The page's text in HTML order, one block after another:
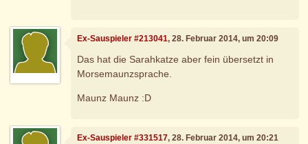
Ex-Sauspieler #213041, 28. Februar 2014, um 20:09
Das hat die Sarahkatze aber fein übersetzt in
Morsemaunzsprache.
Maunz Maunz :D
Ex-Sauspieler #331517, 28. Februar 2014, um 20:21